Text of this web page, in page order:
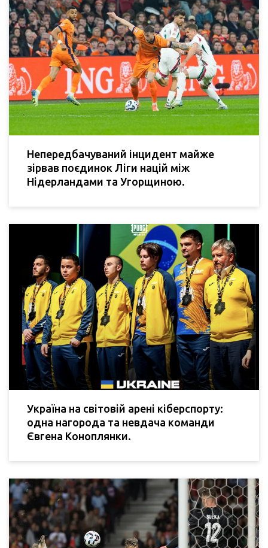
Непередбачуваний інцидент майже
зірвав поєдинок Ліги націй між
Нідерландами та Угорщиною.
Україна на світовій арені кіберспорту:
одна нагорода та невдача команди
Євгена Коноплянки.